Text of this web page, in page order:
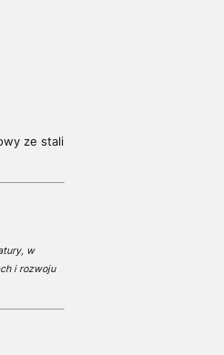
ze stali
w
i rozwoju